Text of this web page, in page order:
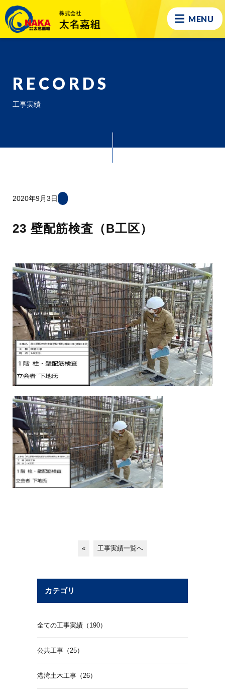
MENU
RECORDS
工事実績
2020年9月3日
23 壁配筋検査（B工区）
« 工事実績一覧へ
カテゴリ
全ての工事実績（190）
公共工事（25）
港湾土木工事（26）